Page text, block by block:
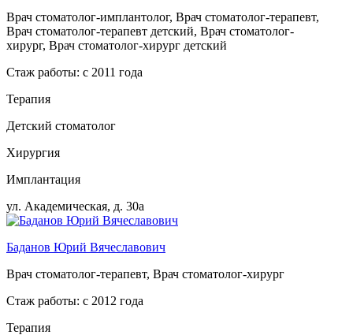
Врач стоматолог-имплантолог, Врач стоматолог-терапевт,
Врач стоматолог-терапевт детский, Врач стоматолог-
хирург, Врач стоматолог-хирург детский
Стаж работы: с 2011 года
Терапия
Детский стоматолог
Хирургия
Имплантация
ул. Академическая, д. 30а
Баданов Юрий Вячеславович
Врач стоматолог-терапевт, Врач стоматолог-хирург
Стаж работы: с 2012 года
Терапия